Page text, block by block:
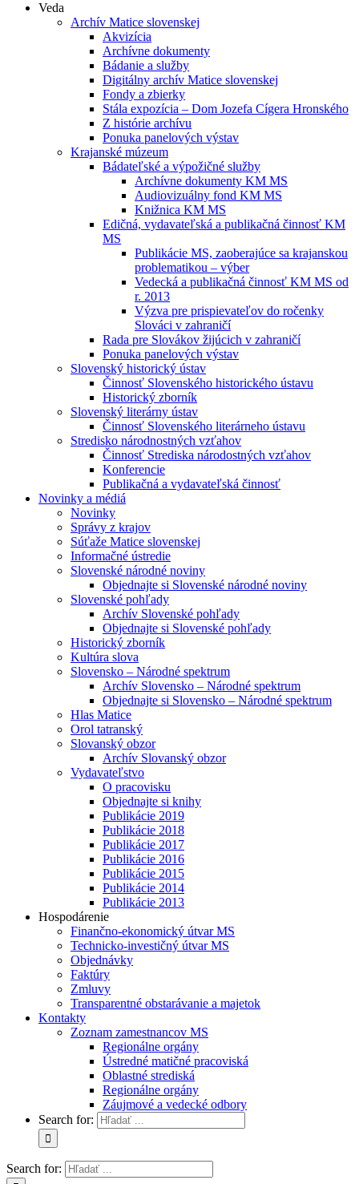
Veda
Archív Matice slovenskej
Akvizícia
Archívne dokumenty
Bádanie a služby
Digitálny archív Matice slovenskej
Fondy a zbierky
Stála expozícia – Dom Jozefa Cígera Hronského
Z histórie archívu
Ponuka panelových výstav
Krajanské múzeum
Bádateľské a výpožičné služby
Archívne dokumenty KM MS
Audiovizuálny fond KM MS
Knižnica KM MS
Edičná, vydavateľská a publikačná činnosť KM
MS
Publikácie MS, zaoberajúce sa krajanskou
problematikou – výber
Vedecká a publikačná činnosť KM MS od
r. 2013
Výzva pre prispievateľov do ročenky
Slováci v zahraničí
Rada pre Slovákov žijúcich v zahraničí
Ponuka panelových výstav
Slovenský historický ústav
Činnosť Slovenského historického ústavu
Historický zborník
Slovenský literárny ústav
Činnosť Slovenského literárneho ústavu
Stredisko národnostných vzťahov
Činnosť Strediska národostných vzťahov
Konferencie
Publikačná a vydavateľská činnosť
Novinky a médiá
Novinky
Správy z krajov
Súťaže Matice slovenskej
Informačné ústredie
Slovenské národné noviny
Objednajte si Slovenské národné noviny
Slovenské pohľady
Archív Slovenské pohľady
Objednajte si Slovenské pohľady
Historický zborník
Kultúra slova
Slovensko – Národné spektrum
Archív Slovensko – Národné spektrum
Objednajte si Slovensko – Národné spektrum
Hlas Matice
Orol tatranský
Slovanský obzor
Archív Slovanský obzor
Vydavateľstvo
O pracovisku
Objednajte si knihy
Publikácie 2019
Publikácie 2018
Publikácie 2017
Publikácie 2016
Publikácie 2015
Publikácie 2014
Publikácie 2013
Hospodárenie
Finančno-ekonomický útvar MS
Technicko-investičný útvar MS
Objednávky
Faktúry
Zmluvy
Transparentné obstarávanie a majetok
Kontakty
Zoznam zamestnancov MS
Regionálne orgány
Ústredné matičné pracoviská
Oblastné strediská
Regionálne orgány
Záujmové a vedecké odbory
Search for:
Search for: